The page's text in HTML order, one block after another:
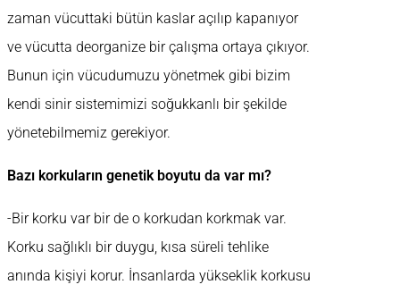
zaman vücuttaki bütün kaslar açılıp kapanıyor
ve vücutta deorganize bir çalışma ortaya çıkıyor.
Bunun için vücudumuzu yönetmek gibi bizim
kendi sinir sistemimizi soğukkanlı bir şekilde
yönetebilmemiz gerekiyor.
Bazı korkuların genetik boyutu da var mı?
-Bir korku var bir de o korkudan korkmak var.
Korku sağlıklı bir duygu, kısa süreli tehlike
anında kişiyi korur. İnsanlarda yükseklik korkusu